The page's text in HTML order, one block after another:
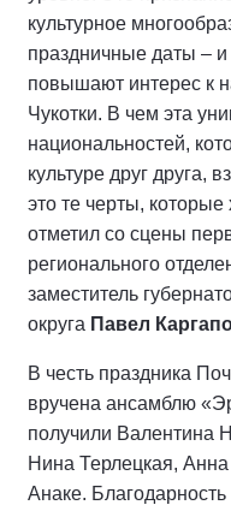
культурное
праздничные даты – и
повышают интерес к
Чукотки. В чем эта
национальностей,
культуре друг друга,
это те черты, которые
отметил со сцены
регионального
заместитель
округа Павел
В честь праздника
вручена ансамблю
получили Валентина
Нина Терлецкая,
Анаке.